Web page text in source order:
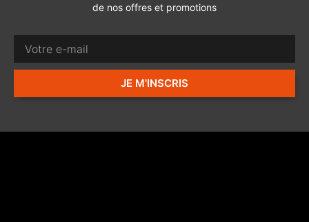
de nos offres et promotions
JE M'INSCRIS